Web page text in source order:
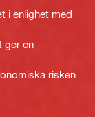
i enlighet med
ger en
risken